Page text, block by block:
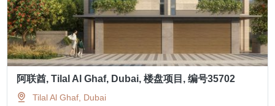
阿联酋, Tilal Al Ghaf, Dubai, 楼盘项目, 编号35702
Tilal Al Ghaf, Dubai